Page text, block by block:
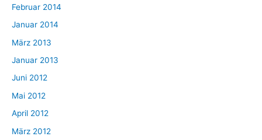
Februar 2014
Januar 2014
März 2013
Januar 2013
Juni 2012
Mai 2012
April 2012
März 2012